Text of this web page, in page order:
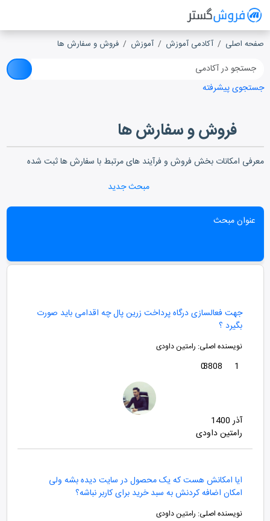
سیستم مدیریت فروش آنلاین
صفحه اصلی آکادمی آموزش آموزش فروش و سفارش ها
جستجوی پیشرفته
فروش و سفارش ها
معرفی امکانات بخش فروش و فرآیند های مرتبط با سفارش ها ثبت شده
مبحث جدید
عنوان مبحث
جهت فعالسازی درگاه پرداخت زرین پال چه اقدامی باید صورت
بگیرد ؟
نویسنده اصلی: رامتین داودی
1
3808
0
آذر 1400
رامتین داودی
ایا امکانش هست که یک محصول در سایت دیده بشه ولی
امکان اضافه کردنش به سبد خرید برای کاربر نباشه؟
نویسنده اصلی: رامتین داودی